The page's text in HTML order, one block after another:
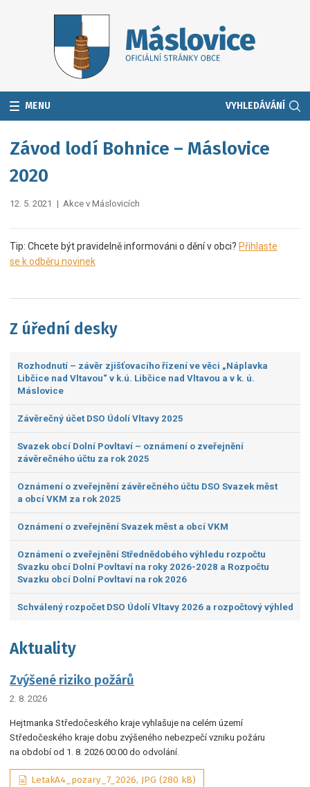
MENU VYHLEDÁVÁNÍ
Závod lodí Bohnice – Máslovice
2020
12. 5. 2021 | Akce v Máslovicích
Tip: Chcete být pravidelně informováni o dění v obci? Přihlaste
se k odběru novinek
Z úřední desky
Rozhodnutí – závěr zjišťovacího řízení ve věci „Náplavka
Libčice nad Vltavou“ v k.ú. Libčice nad Vltavou a v k. ú.
Máslovice
Závěrečný účet DSO Údolí Vltavy 2025
Svazek obcí Dolní Povltaví – oznámení o zveřejnění
závěrečného účtu za rok 2025
Oznámení o zveřejnění závěrečného účtu DSO Svazek měst
a obcí VKM za rok 2025
Oznámení o zveřejnění Svazek měst a obcí VKM
Oznámení o zveřejnění Střednědobého výhledu rozpočtu
Svazku obcí Dolní Povltaví na roky 2026-2028 a Rozpočtu
Svazku obcí Dolní Povltaví na rok 2026
Schválený rozpočet DSO Údolí Vltavy 2026 a rozpočtový výhled
Aktuality
Zvýšené riziko požárů
2. 8. 2026
Hejtmanka Středočeského kraje vyhlašuje na celém území
Středočeského kraje dobu zvýšeného nebezpečí vzniku požáru
na období od 1. 8. 2026 00:00 do odvolání.
LetakA4_pozary_7_2026, JPG (280 kB)